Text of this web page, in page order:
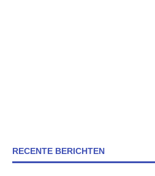
RECENTE BERICHTEN